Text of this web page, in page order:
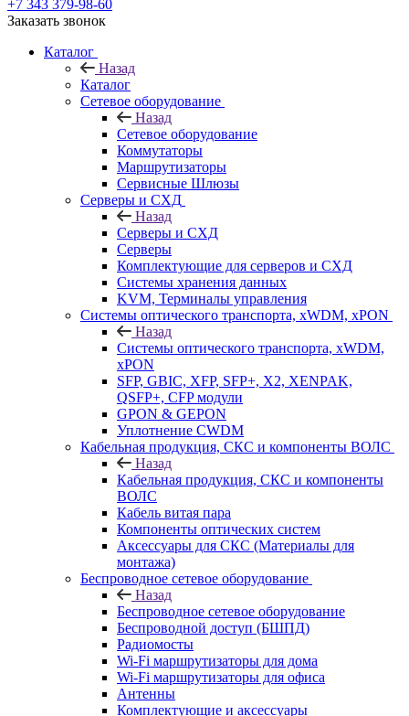
+7 343 379-98-60
Заказать звонок
Каталог
Назад
Каталог
Сетевое оборудование
Назад
Сетевое оборудование
Коммутаторы
Маршрутизаторы
Сервисные Шлюзы
Серверы и СХД
Назад
Серверы и СХД
Серверы
Комплектующие для серверов и СХД
Системы хранения данных
KVM, Терминалы управления
Системы оптического транспорта, xWDM, xPON
Назад
Системы оптического транспорта, xWDM,
xPON
SFP, GBIC, XFP, SFP+, X2, XENPAK,
QSFP+, CFP модули
GPON & GEPON
Уплотнение CWDM
Кабельная продукция, СКС и компоненты ВОЛС
Назад
Кабельная продукция, СКС и компоненты
ВОЛС
Кабель витая пара
Компоненты оптических систем
Аксессуары для СКС (Материалы для
монтажа)
Беспроводное сетевое оборудование
Назад
Беспроводное сетевое оборудование
Беспроводной доступ (БШПД)
Радиомосты
Wi-Fi маршрутизаторы для дома
Wi-Fi маршрутизаторы для офиса
Антенны
Комплектующие и аксессуары